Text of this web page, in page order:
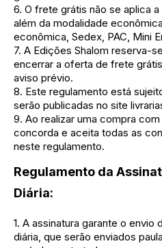
6. O frete grátis não se aplica
além da modalidade
econômica, Sedex, PAC, Mini
7. A Edições Shalom reserva-
encerrar a oferta de frete
aviso prévio.
8. Este regulamento está
serão publicadas no site
9. Ao realizar uma compra
concorda e aceita todas as
neste regulamento.
Regulamento da
Diária:
1. A assinatura garante o envio
diária, que serão enviados